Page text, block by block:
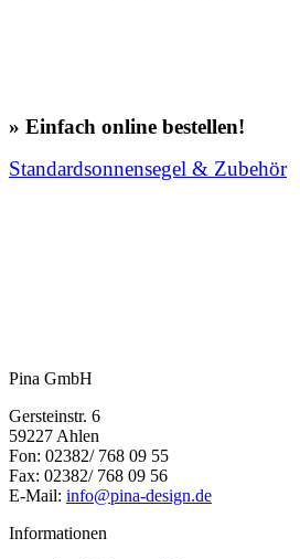
» Einfach online bestellen!
Standardsonnensegel & Zubehör
Pina GmbH
Gersteinstr. 6
59227 Ahlen
Fon: 02382/ 768 09 55
Fax: 02382/ 768 09 56
E-Mail: info@pina-design.de
Informationen